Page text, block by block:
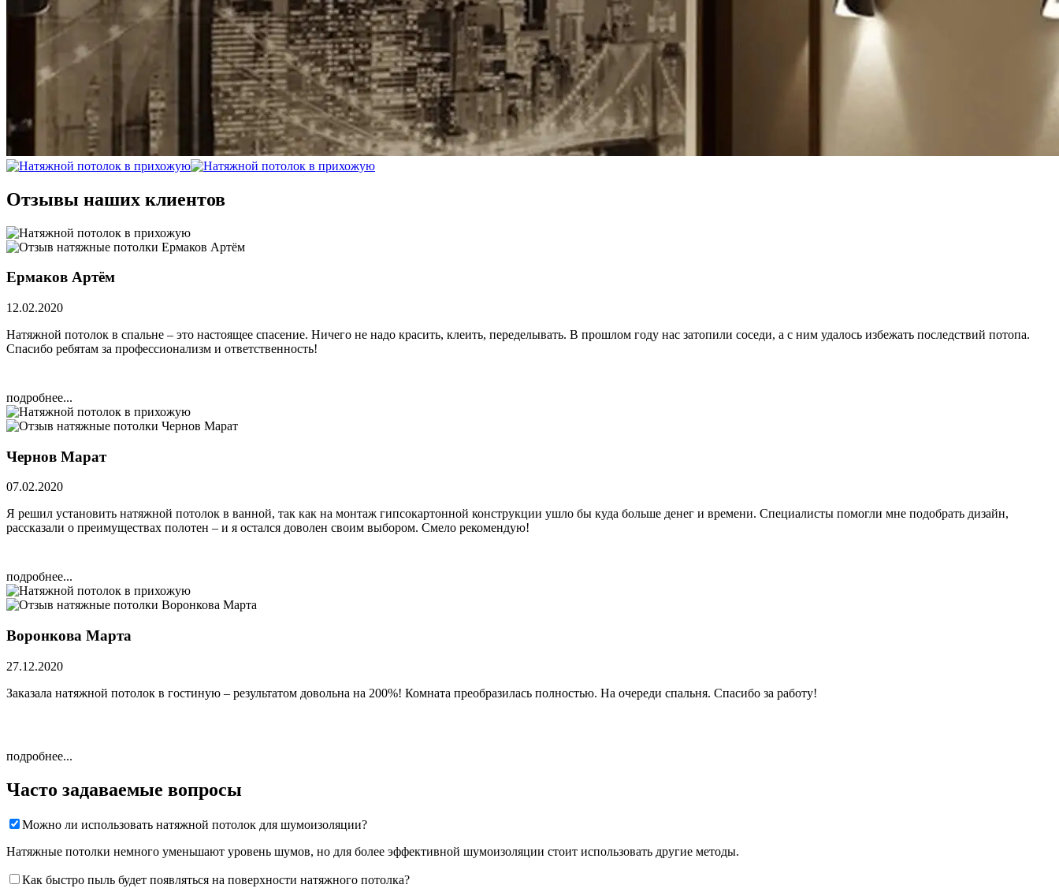
Отзывы наших клиентов
Ермаков Артём
12.02.2020
Натяжной потолок в спальне – это настоящее спасение. Ничего не надо красить, клеить, переделывать. В прошлом году нас затопили соседи, а с ним удалось избежать последствий потопа.
Спасибо ребятам за профессионализм и ответственность!
подробнее...
Чернов Марат
07.02.2020
Я решил установить натяжной потолок в ванной, так как на монтаж гипсокартонной конструкции ушло бы куда больше денег и времени. Специалисты помогли мне подобрать дизайн,
рассказали о преимуществах полотен – и я остался доволен своим выбором. Смело рекомендую!
подробнее...
Воронкова Марта
27.12.2020
Заказала натяжной потолок в гостиную – результатом довольна на 200%! Комната преобразилась полностью. На очереди спальня. Спасибо за работу!
подробнее...
Часто задаваемые вопросы
Можно ли использовать натяжной потолок для шумоизоляции?
Натяжные потолки немного уменьшают уровень шумов, но для более эффективной шумоизоляции стоит использовать другие методы.
Как быстро пыль будет появляться на поверхности натяжного потолка?